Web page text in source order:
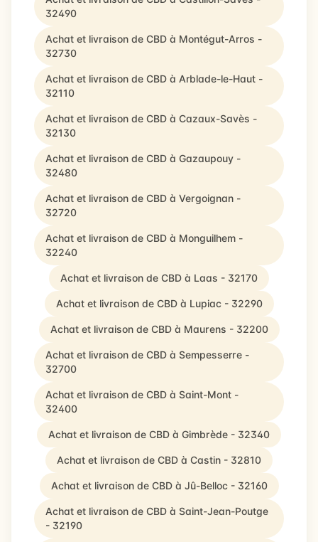
32490
Achat et livraison de CBD à Montégut-Arros -
32730
Achat et livraison de CBD à Arblade-le-Haut -
32110
Achat et livraison de CBD à Cazaux-Savès -
32130
Achat et livraison de CBD à Gazaupouy -
32480
Achat et livraison de CBD à Vergoignan -
32720
Achat et livraison de CBD à Monguilhem -
32240
Achat et livraison de CBD à Laas - 32170
Achat et livraison de CBD à Lupiac - 32290
Achat et livraison de CBD à Maurens - 32200
Achat et livraison de CBD à Sempesserre -
32700
Achat et livraison de CBD à Saint-Mont -
32400
Achat et livraison de CBD à Gimbrède - 32340
Achat et livraison de CBD à Castin - 32810
Achat et livraison de CBD à Jû-Belloc - 32160
Achat et livraison de CBD à Saint-Jean-Poutge
- 32190